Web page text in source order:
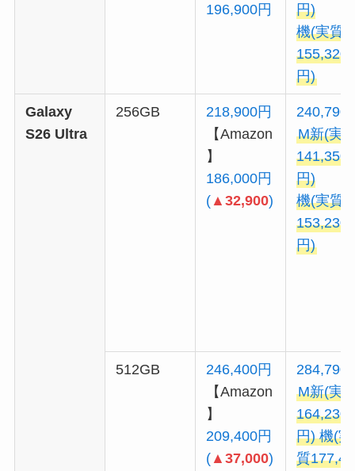
196,900円
円)
機(実質
155,320
円)
Galaxy
S26 Ultra
256GB
218,900円
【Amazon
】
186,000円
( ▲32,900)
240,790
M新(実
141,350
円)
機(実質
153,230
円)
512GB
246,400円
【Amazon
】
209,400円
( ▲37,000)
284,790
M新(実
164,230
円) 機(実
質